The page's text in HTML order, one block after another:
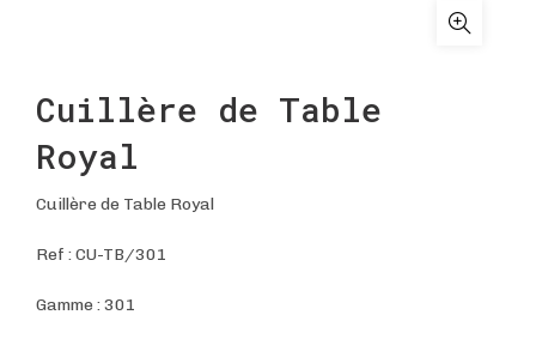
Cuillère de Table
Royal
Cuillère de Table Royal
Ref :CU-TB/301
Gamme : 301